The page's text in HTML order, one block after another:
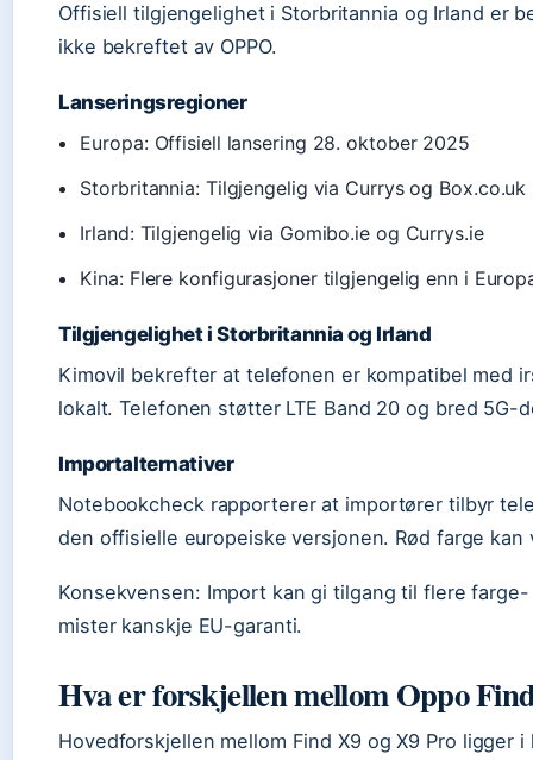
Offisiell tilgjengelighet i Storbritannia og Irland er
ikke bekreftet av OPPO.
Lanseringsregioner
Europa: Offisiell lansering 28. oktober 2025
Storbritannia: Tilgjengelig via Currys og Box.co.uk
Irland: Tilgjengelig via Gomibo.ie og Currys.ie
Kina: Flere konfigurasjoner tilgjengelig enn i
Tilgjengelighet i Storbritannia og Irland
Kimovil bekrefter at telefonen er kompatibel med
lokalt. Telefonen støtter LTE Band 20 og bred 5G-
Importalternativer
Notebookcheck rapporterer at importører tilbyr
den offisielle europeiske versjonen. Rød farge
Konsekvensen: Import kan gi tilgang til flere
mister kanskje EU-garanti.
Hva er forskjellen mellom Oppo
Hovedforskjellen mellom Find X9 og X9 Pro ligger